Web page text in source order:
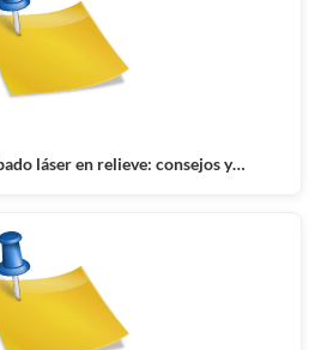
láser en relieve: consejos y…